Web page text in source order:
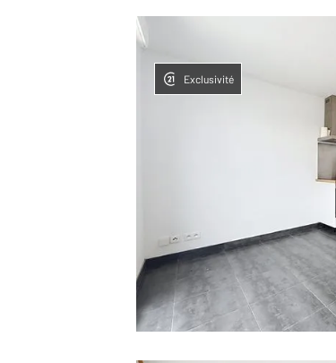
Exclusivité